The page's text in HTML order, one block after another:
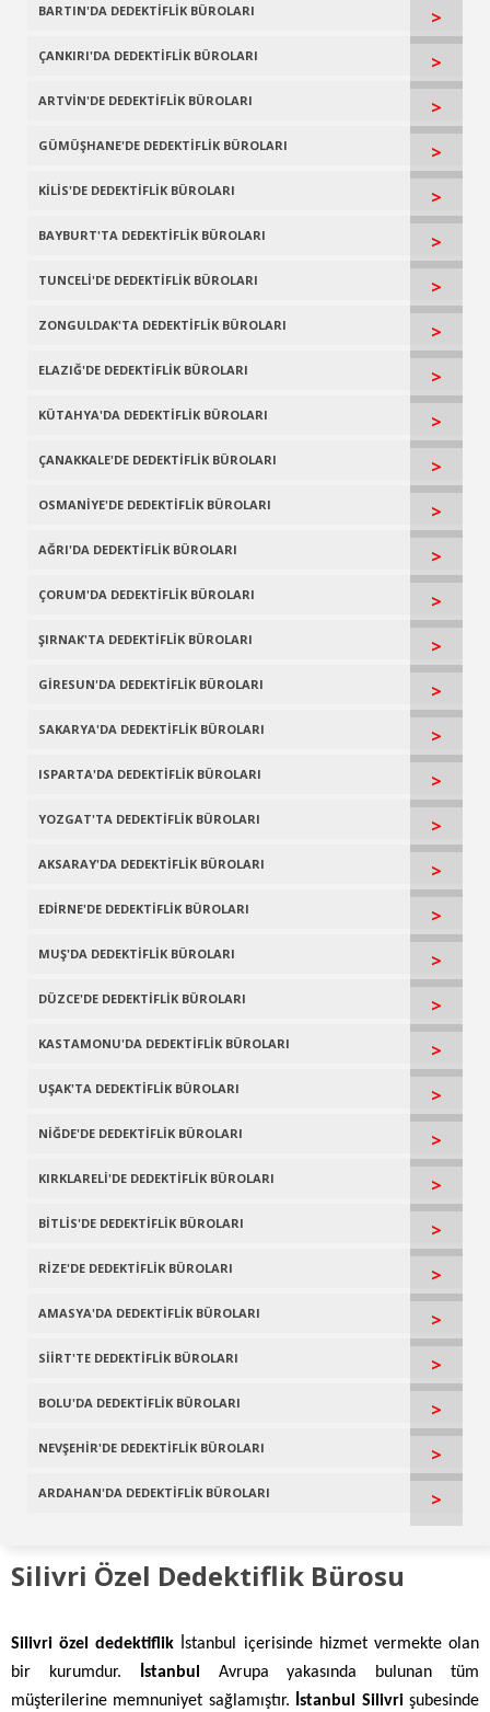
BARTIN'DA DEDEKTİFLİK BÜROLARI >
ÇANKIRI'DA DEDEKTİFLİK BÜROLARI >
ARTVİN'DE DEDEKTİFLİK BÜROLARI >
GÜMÜŞHANE'DE DEDEKTİFLİK BÜROLARI >
KİLİS'DE DEDEKTİFLİK BÜROLARI >
BAYBURT'TA DEDEKTİFLİK BÜROLARI >
TUNCELİ'DE DEDEKTİFLİK BÜROLARI >
ZONGULDAK'TA DEDEKTİFLİK BÜROLARI >
ELAZIĞ'DE DEDEKTİFLİK BÜROLARI >
KÜTAHYA'DA DEDEKTİFLİK BÜROLARI >
ÇANAKKALE'DE DEDEKTİFLİK BÜROLARI >
OSMANİYE'DE DEDEKTİFLİK BÜROLARI >
AĞRI'DA DEDEKTİFLİK BÜROLARI >
ÇORUM'DA DEDEKTİFLİK BÜROLARI >
ŞIRNAK'TA DEDEKTİFLİK BÜROLARI >
GİRESUN'DA DEDEKTİFLİK BÜROLARI >
SAKARYA'DA DEDEKTİFLİK BÜROLARI >
ISPARTA'DA DEDEKTİFLİK BÜROLARI >
YOZGAT'TA DEDEKTİFLİK BÜROLARI >
AKSARAY'DA DEDEKTİFLİK BÜROLARI >
EDİRNE'DE DEDEKTİFLİK BÜROLARI >
MUŞ'DA DEDEKTİFLİK BÜROLARI >
DÜZCE'DE DEDEKTİFLİK BÜROLARI >
KASTAMONU'DA DEDEKTİFLİK BÜROLARI >
UŞAK'TA DEDEKTİFLİK BÜROLARI >
NİĞDE'DE DEDEKTİFLİK BÜROLARI >
KIRKLARELİ'DE DEDEKTİFLİK BÜROLARI >
BİTLİS'DE DEDEKTİFLİK BÜROLARI >
RİZE'DE DEDEKTİFLİK BÜROLARI >
AMASYA'DA DEDEKTİFLİK BÜROLARI >
SİİRT'TE DEDEKTİFLİK BÜROLARI >
BOLU'DA DEDEKTİFLİK BÜROLARI >
NEVŞEHİR'DE DEDEKTİFLİK BÜROLARI >
ARDAHAN'DA DEDEKTİFLİK BÜROLARI >
Silivri Özel Dedektiflik Bürosu
Silivri özel dedektiflik
İstanbul içerisinde hizmet vermekte olan
bir kurumdur. İstanbul Avrupa yakasında bulunan tüm
müşterilerine memnuniyet sağlamıştır. İstanbul Silivrişubesinde